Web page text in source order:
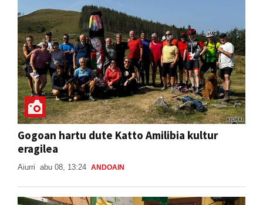
Gogoan hartu dute Katto Amilibia kultur
eragilea
Aiurri abu 08, 13:24 ANDOAIN